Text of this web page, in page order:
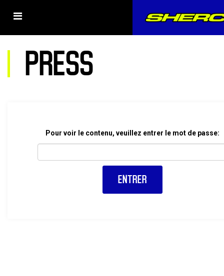
PRESS
Pour voir le contenu, veuillez entrer le mot de passe: